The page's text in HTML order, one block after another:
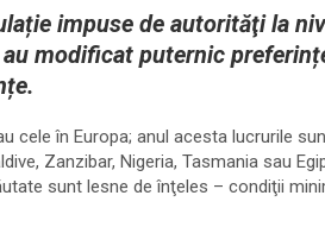
impuse de autorităţi la
modificat puternic
cele în Europa; anul acesta lucrurile
Zanzibar, Nigeria, Tasmania sau
sunt lesne de înţeles – condiţii